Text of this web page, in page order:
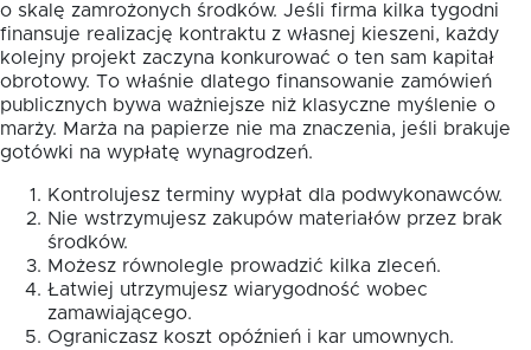
o skalę zamrożonych środków. Jeśli firma kilka tygodni
finansuje realizację kontraktu z własnej kieszeni, każdy
kolejny projekt zaczyna konkurować o ten sam kapitał
obrotowy. To właśnie dlatego finansowanie zamówień
publicznych bywa ważniejsze niż klasyczne myślenie o
marży. Marża na papierze nie ma znaczenia, jeśli brakuje
gotówki na wypłatę wynagrodzeń.
Kontrolujesz terminy wypłat dla podwykonawców.
Nie wstrzymujesz zakupów materiałów przez brak
środków.
Możesz równolegle prowadzić kilka zleceń.
Łatwiej utrzymujesz wiarygodność wobec
zamawiającego.
Ograniczasz koszt opóźnień i kar umownych.